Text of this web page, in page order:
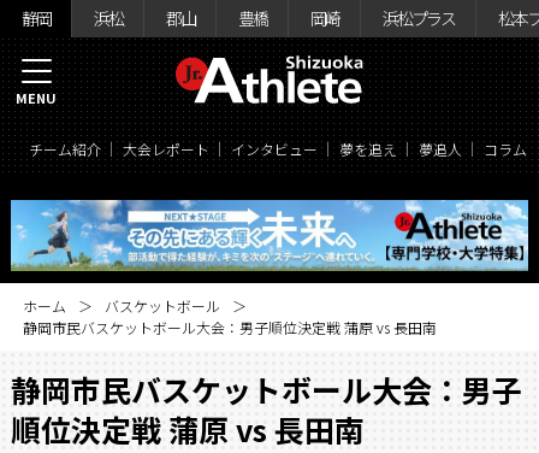
静岡 浜松 郡山 豊橋 岡崎 浜松プラス 松本
チーム紹介 大会レポート インタビュー 夢を追え 夢追人 コラム
MENU
ホーム
バスケットボール
静岡市民バスケットボール大会：男子順位決定戦 蒲原 vs 長田南
静岡市民バスケットボール大会：男子
順位決定戦 蒲原 vs 長田南